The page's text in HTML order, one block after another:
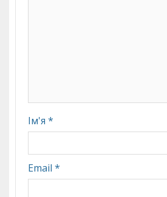
Ім'я *
Email *